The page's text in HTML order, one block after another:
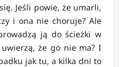
Jeśli powie, że umarli,
i ona nie choruje? Ale
ją do ścieżki w
że go nie ma? I
jak tu, a kilka dni to